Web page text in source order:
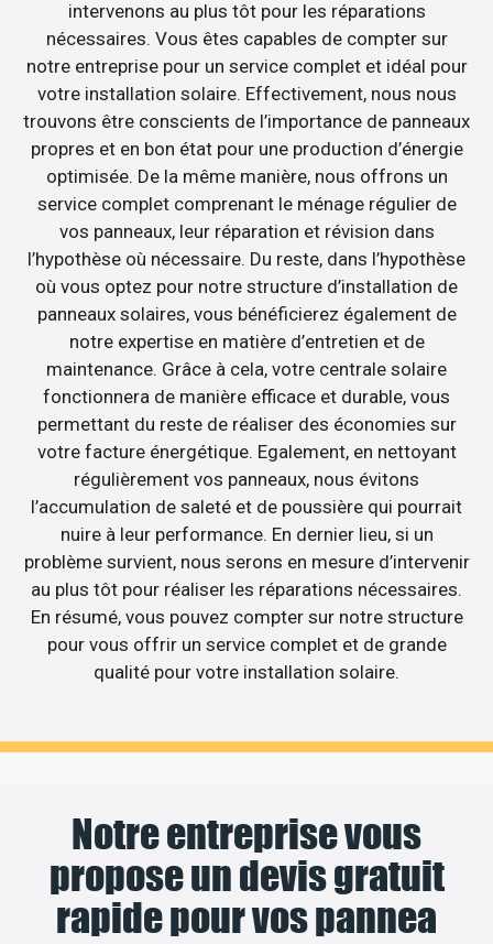
intervenons au plus tôt pour les réparations
nécessaires. Vous êtes capables de compter sur
notre entreprise pour un service complet et idéal pour
votre installation solaire. Effectivement, nous nous
trouvons être conscients de l’importance de panneaux
propres et en bon état pour une production d’énergie
optimisée. De la même manière, nous offrons un
service complet comprenant le ménage régulier de
vos panneaux, leur réparation et révision dans
l’hypothèse où nécessaire. Du reste, dans l’hypothèse
où vous optez pour notre structure d’installation de
panneaux solaires, vous bénéficierez également de
notre expertise en matière d’entretien et de
maintenance. Grâce à cela, votre centrale solaire
fonctionnera de manière efficace et durable, vous
permettant du reste de réaliser des économies sur
votre facture énergétique. Egalement, en nettoyant
régulièrement vos panneaux, nous évitons
l’accumulation de saleté et de poussière qui pourrait
nuire à leur performance. En dernier lieu, si un
problème survient, nous serons en mesure d’intervenir
au plus tôt pour réaliser les réparations nécessaires.
En résumé, vous pouvez compter sur notre structure
pour vous offrir un service complet et de grande
qualité pour votre installation solaire.
Notre entreprise vous
propose un devis gratuit
rapide pour vos pannea